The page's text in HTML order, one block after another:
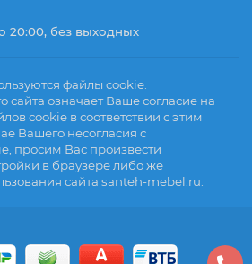
20:00, без выходных
файлы cookie.
сайта означает Ваше согласие на
cookie в соответствии с этим
Вашего несогласия с
просим Вас произвести
в браузере либо же
сайта santeh-mebel.ru.